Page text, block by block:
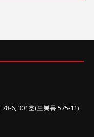
78-6, 301호(도봉동 575-11)